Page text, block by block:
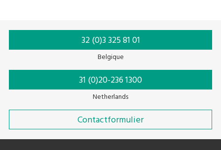
32 (0)3 325 81 01
Belgique
31 (0)20-236 1300
Netherlands
Contactformulier